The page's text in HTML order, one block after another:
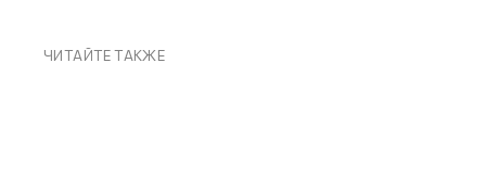
ЧИТАЙТЕ ТАКЖЕ